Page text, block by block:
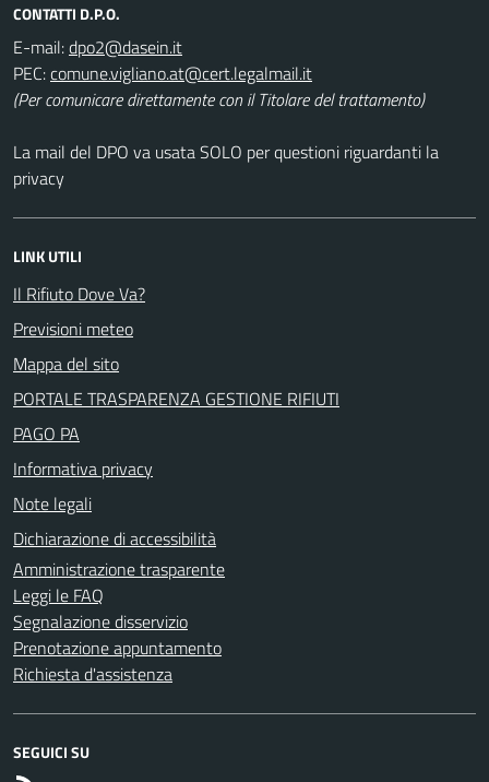
CONTATTI D.P.O.
E-mail:
PEC:
(Per comunicare direttamente con il Titolare del trattamento)
La mail del DPO va usata SOLO per questioni riguardanti la
privacy
LINK UTILI
Il Rifiuto Dove Va?
Previsioni meteo
Mappa del sito
PORTALE TRASPARENZA GESTIONE RIFIUTI
PAGO PA
Informativa privacy
Note legali
Dichiarazione di accessibilità
Amministrazione trasparente
Leggi le FAQ
Segnalazione disservizio
Prenotazione appuntamento
Richiesta d'assistenza
SEGUICI SU